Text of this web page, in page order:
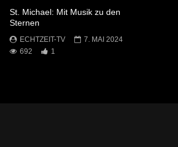
St. Michael: Mit Musik zu den
Sternen
ECHTZEIT-TV
7. MAI 2024
692
1